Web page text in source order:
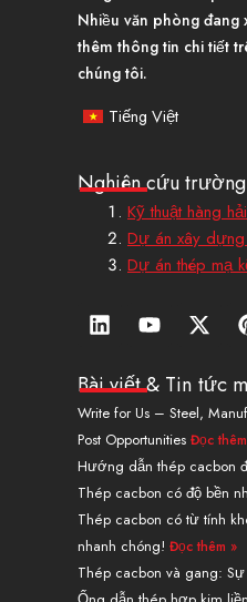
Nhiều văn phòng
thêm thông tin chi tiết
chúng tôi.
Tiếng Việt
Nghiên cứu
Kỹ thuật hàng
Dự án xây dựng
Dự án thép mạ
L
i
k
e
d
i
n
Y
o
t
b
e
X
-
w
i
t
t
e
r
Bài viết & Tin tức
Write for Us – Steel,
Post Opportunities Đọc
Hướng dẫn thép cacbon
Thép cacbon có độ bền
Thép cacbon có từ tính
nhanh chóng! Đọc thêm »
Thép cacbon và gang: